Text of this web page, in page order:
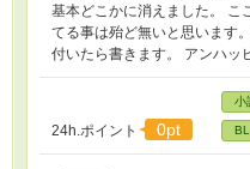
基本どこかに消えました。 こ
てる事は殆ど無いと思います
付いたら書きます。 アンハ
24h.ポイント 0pt
小
BL